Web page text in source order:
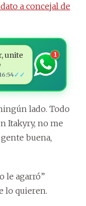
a concejal de
unite
✓✓
1
lado. Todo
Itakyry, no me
buena,
le agarró”
lo quieren.